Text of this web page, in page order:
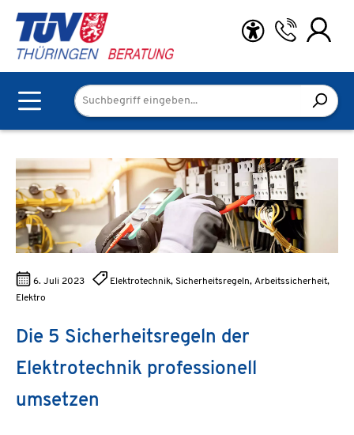
Zum Hauptinhalt springen
6. Juli 2023
Elektrotechnik, Sicherheitsregeln, Arbeitssicherheit,
Elektro
Die 5 Sicherheitsregeln der
Elektrotechnik professionell
umsetzen